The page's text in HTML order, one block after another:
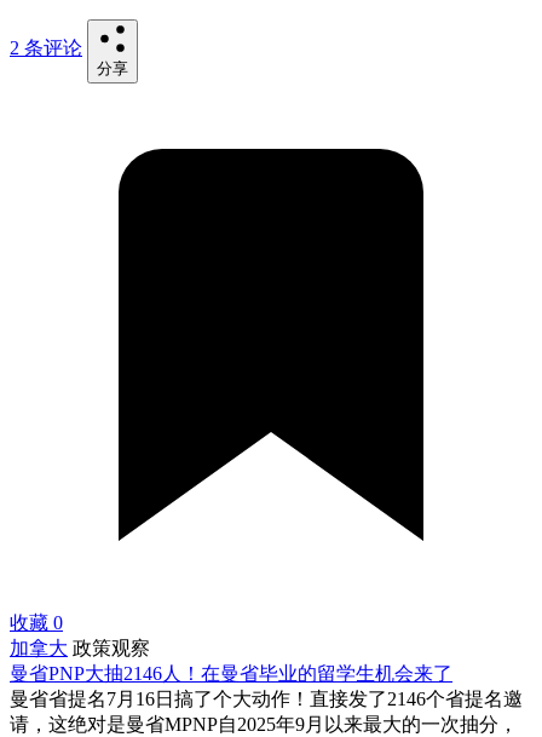
2 条评论
分享
收藏 0
加拿大 政策观察
曼省PNP大抽2146人！在曼省毕业的留学生机会来了
曼省省提名7月16日搞了个大动作！直接发了2146个省提名邀
请，这绝对是曼省MPNP自2025年9月以来最大的一次抽分，